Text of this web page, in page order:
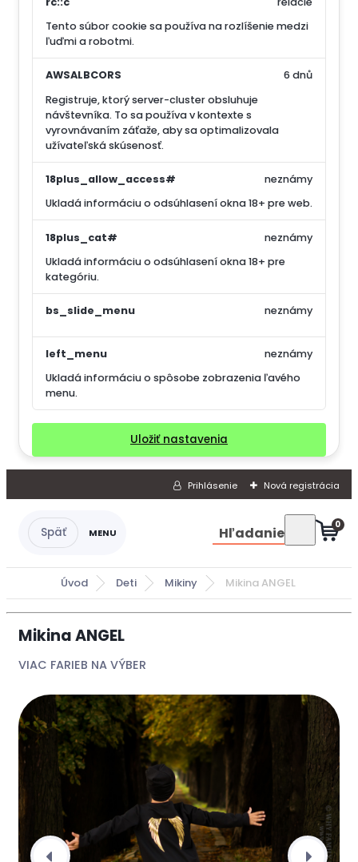
Tento súbor cookie sa používa na rozlíšenie medzi
ľuďmi a robotmi.
AWSALBCORS
Registruje, ktorý server-cluster obsluhuje
návštevníka. To sa používa v kontexte s
vyrovnávaním záťaže, aby sa optimalizovala
užívateľská skúsenosť.
6 dnů
18plus_allow_access#
Ukladá informáciu o odsúhlasení okna 18+ pre web.
neznámy
18plus_cat#
Ukladá informáciu o odsúhlasení okna 18+ pre
kategóriu.
neznámy
bs_slide_menu neznámy
left_menu
Ukladá informáciu o spôsobe zobrazenia ľavého
menu.
neznámy
Uložiť nastavenia
Prihlásenie Nová registrácia
Hľadanie 0
Úvod Deti Mikiny Mikina ANGEL
Mikina ANGEL
VIAC FARIEB NA VÝBER